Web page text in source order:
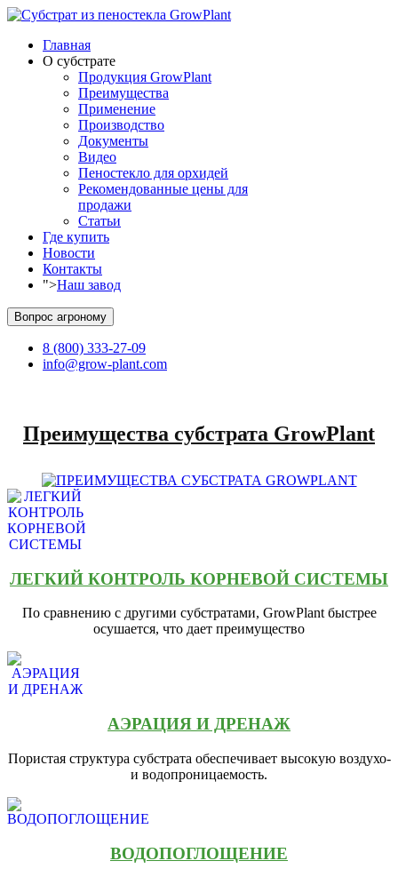
Главная
О субстрате
Продукция GrowPlant
Преимущества
Применение
Производство
Документы
Видео
Пеностекло для орхидей
Рекомендованные цены для
продажи
Статьи
Где купить
Новости
Контакты
">Наш завод
Вопрос агроному
8 (800) 333-27-09
info@grow-plant.com
Преимущества субстрата GrowPlant
ЛЕГКИЙ КОНТРОЛЬ КОРНЕВОЙ СИСТЕМЫ
По сравнению с другими субстратами, GrowPlant быстрее
осушается, что дает преимущество
АЭРАЦИЯ И ДРЕНАЖ
Пористая структура субстрата обеспечивает высокую воздухо-
и водопроницаемость.
ВОДОПОГЛОЩЕНИЕ